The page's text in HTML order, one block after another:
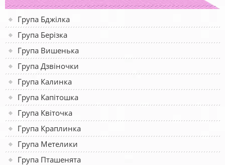
Група Бджілка
Група Берізка
Група Вишенька
Група Дзвіночки
Група Калинка
Група Капітошка
Група Квіточка
Група Краплинка
Група Метелики
Група Пташенята